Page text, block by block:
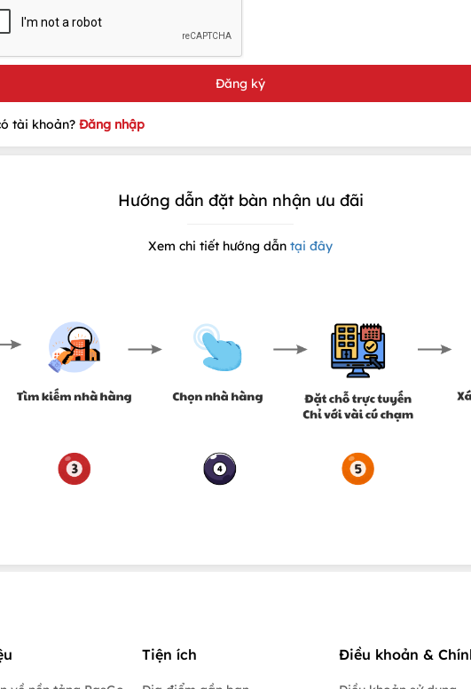
tài khoản? Đăng nhập
Hướng dẫn đặt bàn nhận ưu đãi
Xem chi tiết hướng dẫn tại đây
Tiện ích Điều khoản &